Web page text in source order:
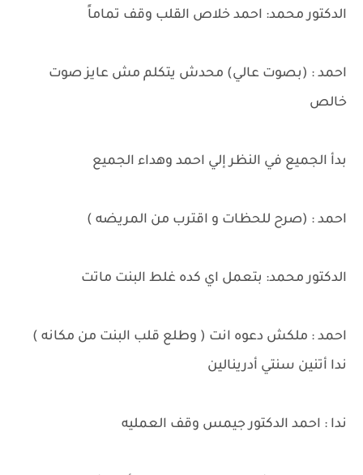
الدكتور محمد: احمد خلاص القلب وقف تماماً
احمد : (بصوت عالي) محدش يتكلم مش عايز صوت
خالص
بدأ الجميع في النظر إلي احمد وهداء الجميع
احمد : (صرح للحظات و اقترب من المريضه )
الدكتور محمد: بتعمل اي كده غلط البنت ماتت
احمد : ملكش دعوه انت ( وطلع قلب البنت من مكانه )
ندا أتنين سنتي أدرينالين
ندا : احمد الدكتور جيمس وقف العمليه